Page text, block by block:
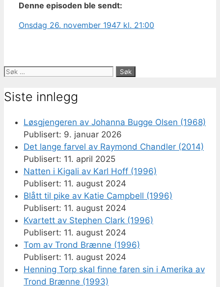
Denne episoden ble sendt:
Onsdag 26. november 1947 kl. 21:00
Søk
Siste innlegg
Løsgjengeren av Johanna Bugge Olsen (1968)
9. januar 2026
Det lange farvel av Raymond Chandler (2014)
11. april 2025
Natten i Kigali av Karl Hoff (1996)
11. august 2024
Blått til pike av Katie Campbell (1996)
11. august 2024
Kvartett av Stephen Clark (1996)
11. august 2024
Tom av Trond Brænne (1996)
11. august 2024
Henning Torp skal finne faren sin i Amerika av
Trond Brænne (1993)